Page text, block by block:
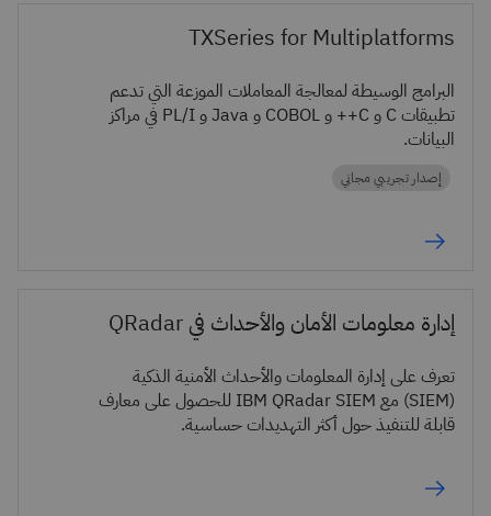
TXSeries for Multiplatforms
البرامج الوسيطة لمعالجة المعاملات الموزعة التي تدعم
تطبيقات C و C++ و COBOL و Java و PL/I في مراكز
البيانات.
إصدار تجريبي مجاني
إدارة معلومات الأمان والأحداث في QRadar
تعرف على إدارة المعلومات والأحداث الأمنية الذكية
(SIEM) مع IBM QRadar SIEM للحصول على معارف
قابلة للتنفيذ حول أكثر التهديدات حساسية.